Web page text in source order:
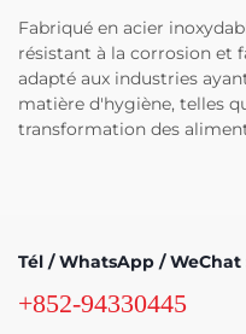
Fabriqué en acier
résistant à la corrosion et
adapté aux industries
matière d'hygiène, telles
transformation des
Tél / WhatsApp / WeChat
+852-94330445